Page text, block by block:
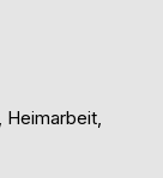
Heimarbeit,